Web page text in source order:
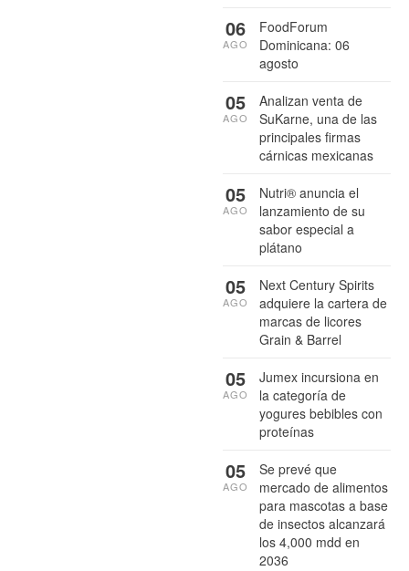
FoodForum
Dominicana: 06
agosto
06
AGO
Analizan venta de
SuKarne, una de las
principales firmas
cárnicas mexicanas
05
AGO
Nutri® anuncia el
lanzamiento de su
sabor especial a
plátano
05
AGO
Next Century Spirits
adquiere la cartera de
marcas de licores
Grain & Barrel
05
AGO
Jumex incursiona en
la categoría de
yogures bebibles con
proteínas
05
AGO
Se prevé que
mercado de alimentos
para mascotas a base
de insectos alcanzará
los 4,000 mdd en
2036
05
AGO